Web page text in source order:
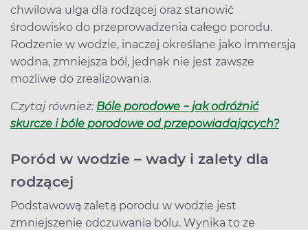
chwilowa ulga dla rodzącej oraz stanowić
środowisko do przeprowadzenia całego porodu.
Rodzenie w wodzie, inaczej określane jako immersja
wodna, zmniejsza ból, jednak nie jest zawsze
możliwe do zrealizowania.
Czytaj również: Bóle porodowe − jak odróżnić
skurcze i bóle porodowe od przepowiadających?
Poród w wodzie – wady i zalety dla
rodzącej
Podstawową zaletą porodu w wodzie jest
zmniejszenie odczuwania bólu. Wynika to ze